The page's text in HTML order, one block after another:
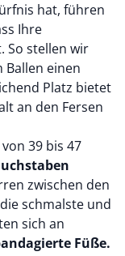
hat, führen
Ihre
So stellen wir
einen
Platz bietet
an den Fersen
39 bis 47
zwischen den
schmalste und
sich an
Füße.